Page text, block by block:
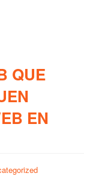
QUE
EN